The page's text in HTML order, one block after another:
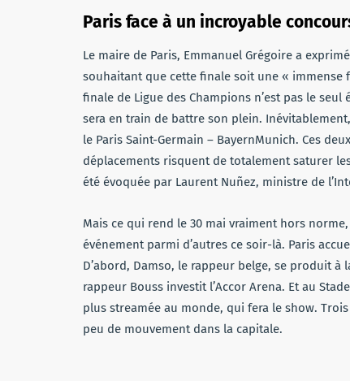
Paris face à un incroyable
Le maire de Paris, Emmanuel Grégoire a
souhaitant que cette finale soit une « immense
finale de Ligue des Champions n’est pas le
sera en train de battre son plein.
le Paris Saint-Germain – BayernMunich. Ces
déplacements risquent de totalement saturer
été évoquée par Laurent Nuñez, ministre de
Mais ce qui rend le 30 mai vraiment hors norme,
événement parmi d’autres ce soir-là. Paris
D’abord, Damso, le rappeur belge, se produit à
rappeur Bouss investit l’Accor Arena. Et au
plus streamée au monde, qui fera le show.
peu de mouvement dans la capitale.